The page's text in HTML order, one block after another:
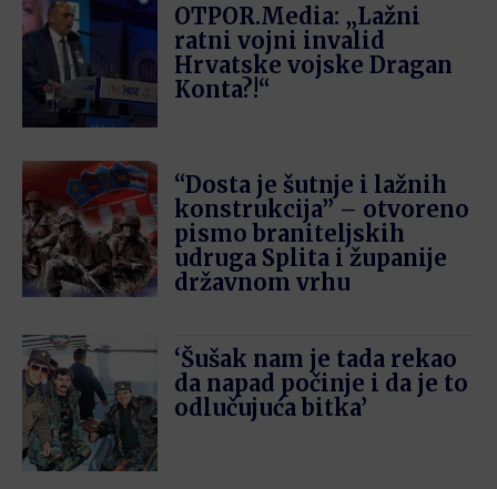
OTPOR.Media: „Lažni
ratni vojni invalid
Hrvatske vojske Dragan
Konta?!“
“Dosta je šutnje i lažnih
konstrukcija” – otvoreno
pismo braniteljskih
udruga Splita i županije
državnom vrhu
‘Šušak nam je tada rekao
da napad počinje i da je to
odlučujuća bitka’